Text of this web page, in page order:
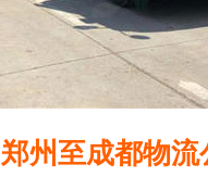
郑州至成都物流